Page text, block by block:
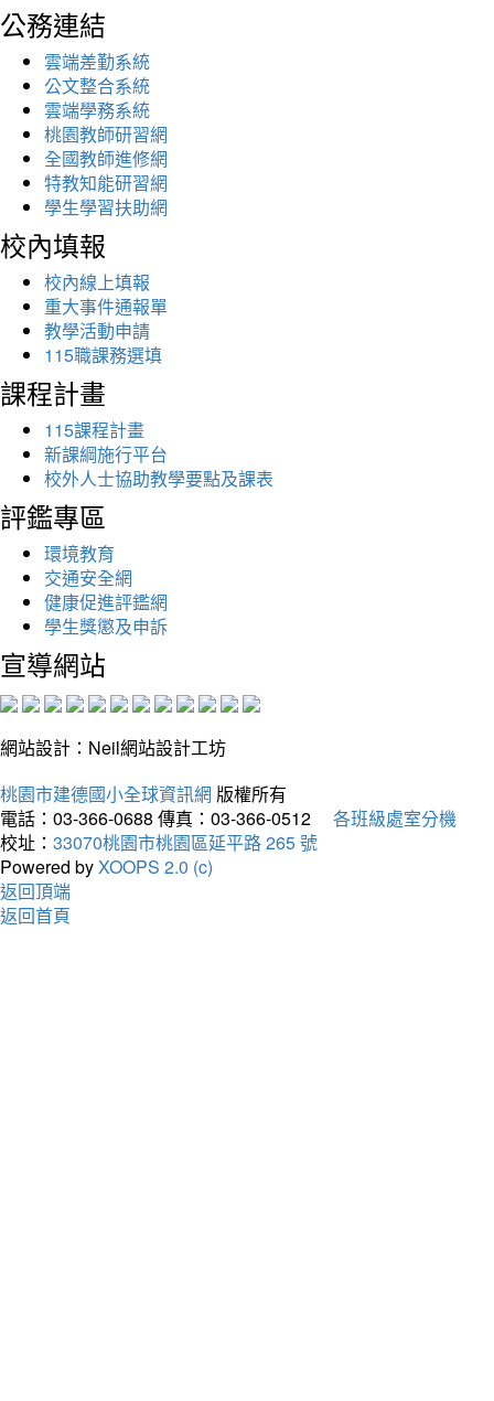
公務連結
雲端差勤系統
公文整合系統
雲端學務系統
桃園教師研習網
全國教師進修網
特教知能研習網
學生學習扶助網
校內填報
校內線上填報
重大事件通報單
教學活動申請
115職課務選填
課程計畫
115課程計畫
新課綱施行平台
校外人士協助教學要點及課表
評鑑專區
環境教育
交通安全網
健康促進評鑑網
學生獎懲及申訴
宣導網站
網站設計：Neil網站設計工坊
桃園市建德國小全球資訊網 版權所有
電話：03-366-0688 傳真：03-366-0512
各班級處室分機
校址： 33070桃園市桃園區延平路 265 號
Powered byXOOPS 2.0 (c)
返回頂端
返回首頁